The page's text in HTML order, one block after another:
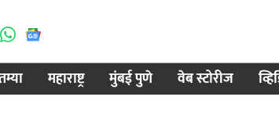
महाराष्ट्र मुंबई पुणे वेब स्टोरीज